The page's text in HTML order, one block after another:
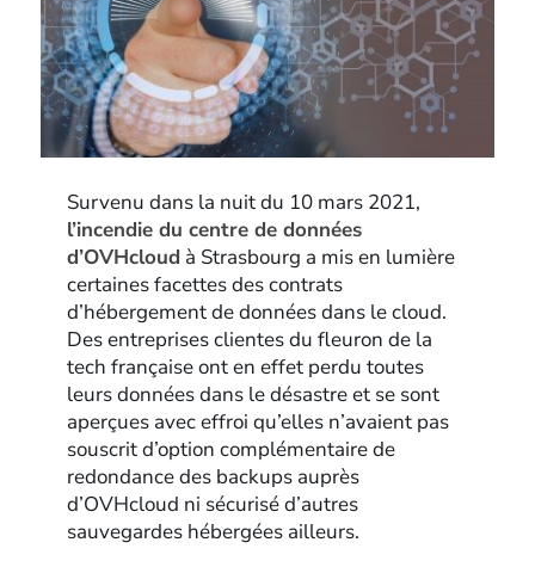
Survenu dans la nuit du 10 mars 2021,
l’incendie du centre de données
d’OVHcloud à Strasbourg a mis en lumière
certaines facettes des contrats
d’hébergement de données dans le cloud.
Des entreprises clientes du fleuron de la
tech française ont en effet perdu toutes
leurs données dans le désastre et se sont
aperçues avec effroi qu’elles n’avaient pas
souscrit d’option complémentaire de
redondance des backups auprès
d’OVHcloud ni sécurisé d’autres
sauvegardes hébergées ailleurs.